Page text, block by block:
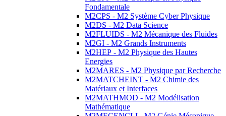
Fondamentale
M2CPS - M2 Système Cyber Physique
M2DS - M2 Data Science
M2FLUIDS - M2 Mécanique des Fluides
M2GI - M2 Grands Instruments
M2HEP - M2 Physique des Hautes
Energies
M2MARES - M2 Physique par Recherche
M2MATCHEINT - M2 Chimie des
Matériaux et Interfaces
M2MATHMOD - M2 Modélisation
Mathématique